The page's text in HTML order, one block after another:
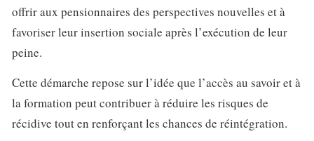
offrir aux pensionnaires des perspectives nouvelles et à
favoriser leur insertion sociale après l’exécution de leur
peine.
Cette démarche repose sur l’idée que l’accès au savoir et à
la formation peut contribuer à réduire les risques de
récidive tout en renforçant les chances de réintégration.